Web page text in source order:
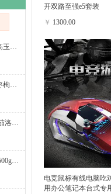
菊苣栀子茶降酸高玉兰根茶百合桑叶养生组合花草茶
缘来花开桂圆红枣枸杞茶女性养身滋补气血茶
云南洛神花 玫瑰茄洛神花云南花草茶 花干特级
谯韵堂 黑苦荞茶500g罐装全株苦荞大凉山荞麦茶
开双路至强e5套装
￥ 1300.00
电竞鼠标有线电脑吃
用办公笔记本台式专